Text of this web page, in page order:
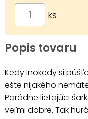
ks
Popis tovaru
Kedy inokedy si
ešte nijakého
Parádne lietajúci
veľmi dobre. Tak